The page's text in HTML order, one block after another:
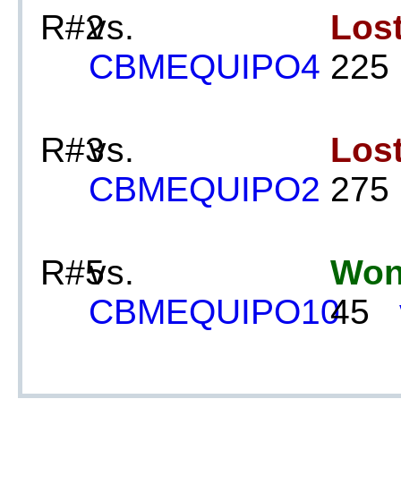
R#2vs.
CBMEQUIPO4
R#3vs.
CBMEQUIPO2
R#5vs.
CBMEQUIPO1045